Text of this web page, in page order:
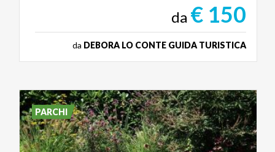
da € 150
da DEBORA LO CONTE GUIDA TURISTICA
PARCHI